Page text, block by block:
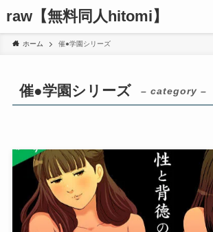
raw【無料同人hitomi】
ホーム 催●学園シリーズ
催●学園シリーズ – category –